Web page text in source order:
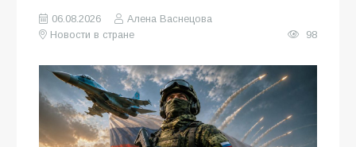
06.08.2026
Алена Васнецова
Новости в стране
98